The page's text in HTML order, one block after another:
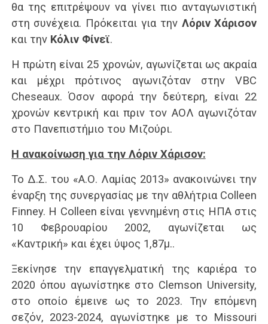
θα της επιτρέψουν να γίνει πιο ανταγωνιστική
στη συνέχεια. Πρόκειται για την Λόριν Χάρισον
και την Κόλιν Φίνεϊ.
Η πρώτη είναι 25 χρονών, αγωνίζεται ως ακραία
και μέχρι πρότινος αγωνιζόταν στην VBC
Cheseaux. Όσον αφορά την δεύτερη, είναι 22
χρονών κεντρική και πριν τον ΑΟΛ αγωνιζόταν
στο Πανεπιστήμιο του Μιζούρι.
Η ανακοίνωση για την Λόριν Χάρισον:
Το Δ.Σ. του «Α.Ο. Λαμίας 2013» ανακοινώνει την
έναρξη της συνεργασίας με την αθλήτρια Colleen
Finney. Η Colleen είναι γεννημένη στις ΗΠΑ στις
10 Φεβρουαρίου 2002, αγωνίζεται ως
«Καντρική» και έχει ύψος 1,87μ..
Ξεκίνησε την επαγγελματική της καριέρα το
2020 όπου αγωνίστηκε στο Clemson University,
στο οποίο έμεινε ως το 2023. Την επόμενη
σεζόν, 2023-2024, αγωνίστηκε με το Missouri